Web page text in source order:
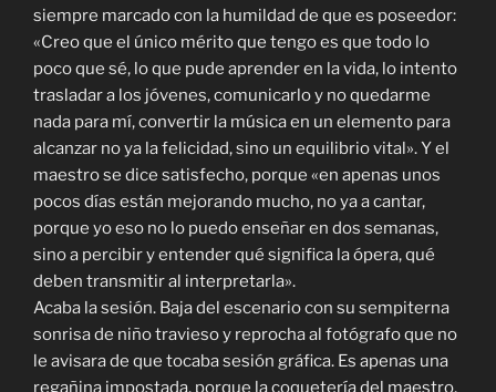
siempre marcado con la humildad de que es poseedor:
«Creo que el único mérito que tengo es que todo lo
poco que sé, lo que pude aprender en la vida, lo intento
trasladar a los jóvenes, comunicarlo y no quedarme
nada para mí, convertir la música en un elemento para
alcanzar no ya la felicidad, sino un equilibrio vital». Y el
maestro se dice satisfecho, porque «en apenas unos
pocos días están mejorando mucho, no ya a cantar,
porque yo eso no lo puedo enseñar en dos semanas,
sino a percibir y entender qué significa la ópera, qué
deben transmitir al interpretarla».
Acaba la sesión. Baja del escenario con su sempiterna
sonrisa de niño travieso y reprocha al fotógrafo que no
le avisara de que tocaba sesión gráfica. Es apenas una
regañina impostada, porque la coquetería del maestro,